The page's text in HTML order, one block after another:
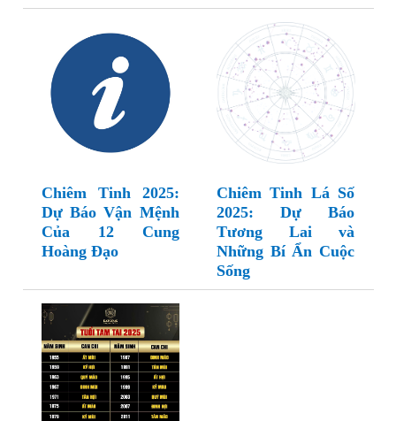
Chiêm Tinh 2025:
Dự Báo Vận Mệnh
Của 12 Cung
Hoàng Đạo
Chiêm Tinh Lá Số
2025: Dự Báo
Tương Lai và
Những Bí Ẩn Cuộc
Sống